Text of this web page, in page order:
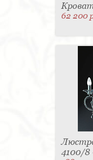
62 200
4100/8